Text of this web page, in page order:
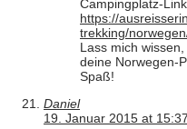
Campingplatz-
https://
trekking/
Lass mich
deine Norwegen-
Spaß!
Daniel
19. Januar 2015 at 15:37